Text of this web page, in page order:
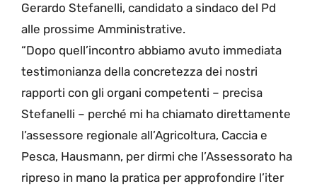
Gerardo Stefanelli, candidato a sindaco del Pd
alle prossime Amministrative.
“Dopo quell’incontro abbiamo avuto immediata
testimonianza della concretezza dei nostri
rapporti con gli organi competenti – precisa
Stefanelli – perché mi ha chiamato direttamente
l’assessore regionale all’Agricoltura, Caccia e
Pesca, Hausmann, per dirmi che l’Assessorato ha
ripreso in mano la pratica per approfondire l’iter